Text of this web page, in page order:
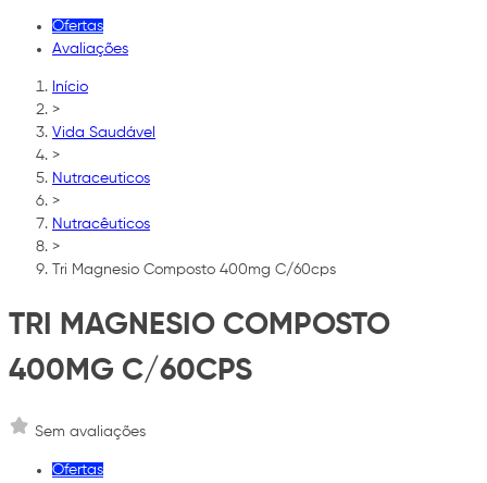
Ofertas
Avaliações
Início
>
Vida Saudável
>
Nutraceuticos
>
Nutracêuticos
>
Tri Magnesio Composto 400mg C/60cps
TRI MAGNESIO COMPOSTO
400MG C/60CPS
Sem avaliações
Ofertas